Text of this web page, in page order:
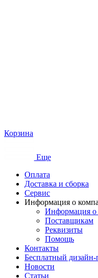
Корзина
Еще
Оплата
Доставка и сборка
Сервис
Информация о
Информация о
Поставщикам
Реквизиты
Помощь
Контакты
Бесплатный дизайн-
Новости
Статьи